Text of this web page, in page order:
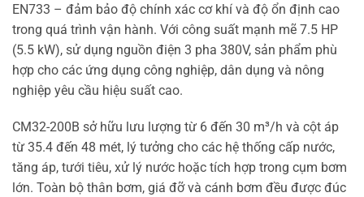
EN733 – đảm bảo độ chính xác cơ khí và độ ổn định cao
trong quá trình vận hành. Với công suất mạnh mẽ 7.5 HP
(5.5 kW), sử dụng nguồn điện 3 pha 380V, sản phẩm phù
hợp cho các ứng dụng công nghiệp, dân dụng và nông
nghiệp yêu cầu hiệu suất cao.
CM32-200B sở hữu lưu lượng từ 6 đến 30 m³/h và cột áp
từ 35.4 đến 48 mét, lý tưởng cho các hệ thống cấp nước,
tăng áp, tưới tiêu, xử lý nước hoặc tích hợp trong cụm bơm
lớn. Toàn bộ thân bơm, giá đỡ và cánh bơm đều được đúc